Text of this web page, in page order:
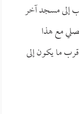
إلى مسجد آخر
مع هذا
ما يكون إلى